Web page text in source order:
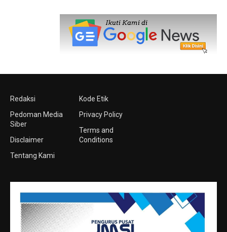
Redaksi
Pedoman Media
Siber
Disclaimer
Tentang Kami
Kode Etik
Privacy Policy
Terms and
Conditions